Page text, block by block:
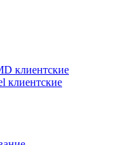
клиентские
клиентские